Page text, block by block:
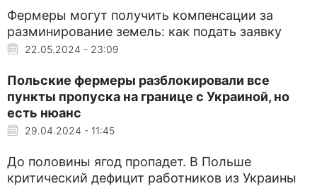
Фермеры могут получить компенсации за
разминирование земель: как подать заявку
22.05.2024 - 23:09
Польские фермеры разблокировали все
пункты пропуска на границе с Украиной, но
есть нюанс
29.04.2024 - 11:45
До половины ягод пропадет. В Польше
критический дефицит работников из Украины